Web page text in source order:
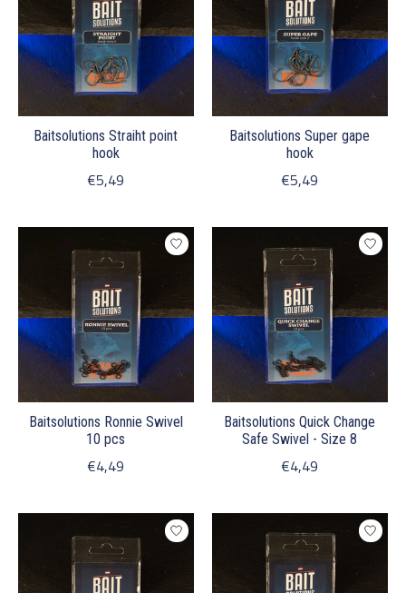
Baitsolutions Straiht point
hook
€5,49
Baitsolutions Super gape
hook
€5,49
Baitsolutions Ronnie Swivel
10 pcs
€4,49
Baitsolutions Quick Change
Safe Swivel - Size 8
€4,49